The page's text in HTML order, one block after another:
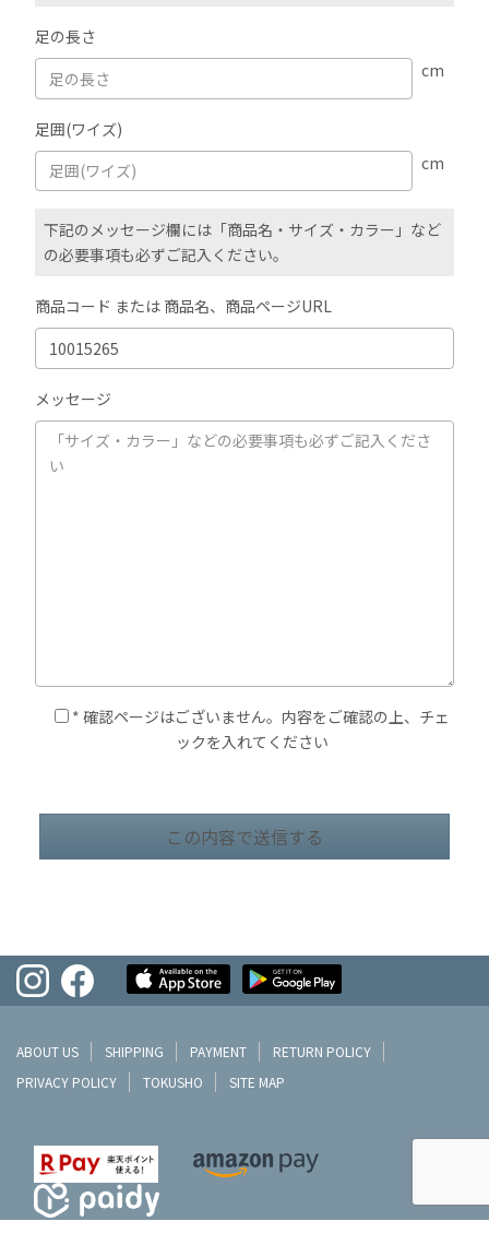
足の長さ
cm
足囲(ワイズ)
cm
下記のメッセージ欄には「商品名・サイズ・カラー」など
の必要事項も必ずご記入ください。
商品コード または 商品名、商品ページURL
メッセージ
* 確認ページはございません。内容をご確認の上、チェ
ックを入れてください
ABOUT US SHIPPING PAYMENT
RETURN POLICY
PRIVACY POLICY
TOKUSHO SITE MAP